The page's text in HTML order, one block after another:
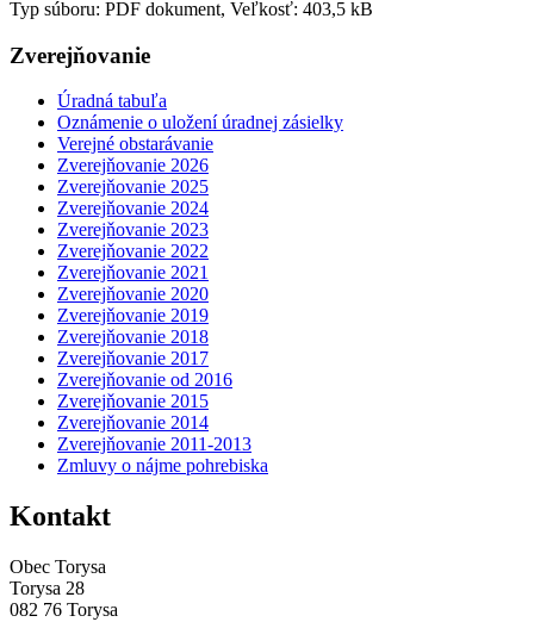
Typ súboru: PDF dokument, Veľkosť: 403,5 kB
Zverejňovanie
Úradná tabuľa
Oznámenie o uložení úradnej zásielky
Verejné obstarávanie
Zverejňovanie 2026
Zverejňovanie 2025
Zverejňovanie 2024
Zverejňovanie 2023
Zverejňovanie 2022
Zverejňovanie 2021
Zverejňovanie 2020
Zverejňovanie 2019
Zverejňovanie 2018
Zverejňovanie 2017
Zverejňovanie od 2016
Zverejňovanie 2015
Zverejňovanie 2014
Zverejňovanie 2011-2013
Zmluvy o nájme pohrebiska
Kontakt
Obec Torysa
Torysa 28
082 76 Torysa